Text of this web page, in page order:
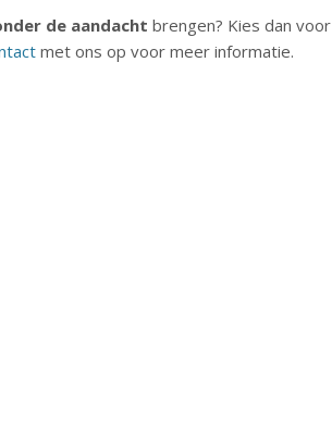
de aandacht brengen? Kies dan voor
met ons op voor meer informatie.